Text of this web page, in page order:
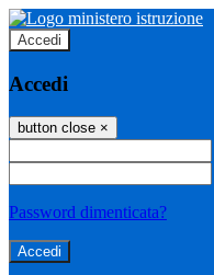
Accedi
Accedi
button close ×
Password dimenticata?